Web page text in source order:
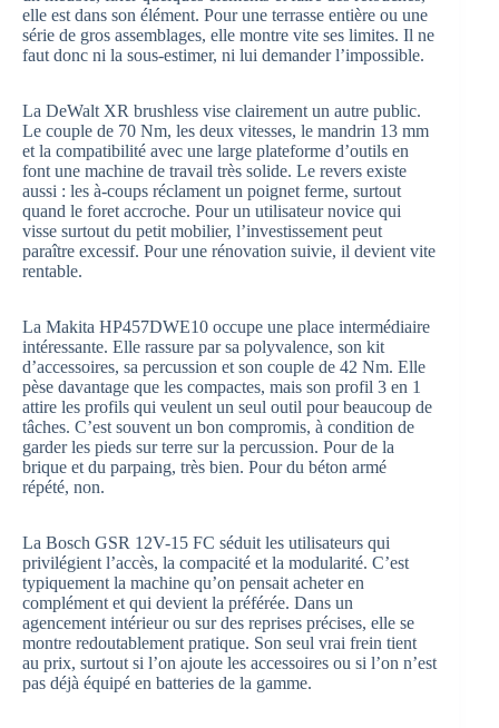
elle est dans son élément. Pour une terrasse entière ou une
série de gros assemblages, elle montre vite ses limites. Il ne
faut donc ni la sous-estimer, ni lui demander l’impossible.
La DeWalt XR brushless vise clairement un autre public.
Le couple de 70 Nm, les deux vitesses, le mandrin 13 mm
et la compatibilité avec une large plateforme d’outils en
font une machine de travail très solide. Le revers existe
aussi : les à-coups réclament un poignet ferme, surtout
quand le foret accroche. Pour un utilisateur novice qui
visse surtout du petit mobilier, l’investissement peut
paraître excessif. Pour une rénovation suivie, il devient vite
rentable.
La Makita HP457DWE10 occupe une place intermédiaire
intéressante. Elle rassure par sa polyvalence, son kit
d’accessoires, sa percussion et son couple de 42 Nm. Elle
pèse davantage que les compactes, mais son profil 3 en 1
attire les profils qui veulent un seul outil pour beaucoup de
tâches. C’est souvent un bon compromis, à condition de
garder les pieds sur terre sur la percussion. Pour de la
brique et du parpaing, très bien. Pour du béton armé
répété, non.
La Bosch GSR 12V-15 FC séduit les utilisateurs qui
privilégient l’accès, la compacité et la modularité. C’est
typiquement la machine qu’on pensait acheter en
complément et qui devient la préférée. Dans un
agencement intérieur ou sur des reprises précises, elle se
montre redoutablement pratique. Son seul vrai frein tient
au prix, surtout si l’on ajoute les accessoires ou si l’on n’est
pas déjà équipé en batteries de la gamme.